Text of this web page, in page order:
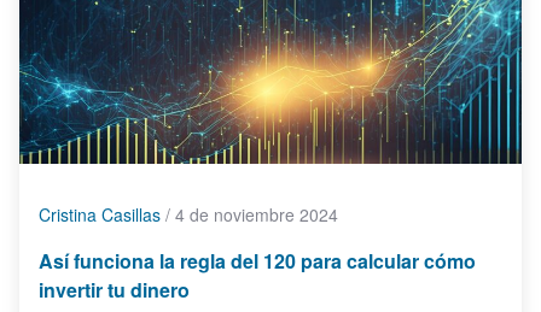
Cristina Casillas / 4 de noviembre 2024
Así funciona la regla del 120 para calcular cómo
invertir tu dinero